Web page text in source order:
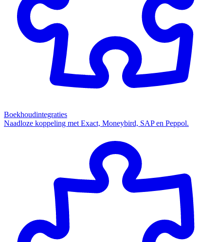
Boekhoudintegraties
Naadloze koppeling met Exact, Moneybird, SAP en Peppol.